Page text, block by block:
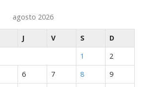
agosto 2026
J V S
D
1
2
6 7 8
9